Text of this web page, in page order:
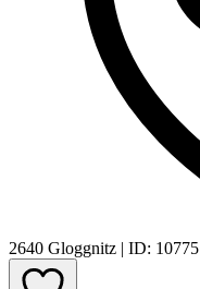
2640 Gloggnitz | ID: 10775